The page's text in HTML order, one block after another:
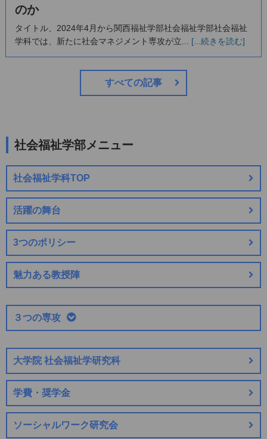
のか
タイトル、2024年4月から関西福祉学部社会福祉学部社会福祉
学科では、新たに社会マネジメント専攻が立... [...続きを読む]
すべての記事
社会福祉学部メニュー
社会福祉学科TOP
活躍の舞台
3つのポリシー
魅力ある教授陣
３つの専攻
大学院 社会福祉学研究科
学費・奨学金
ソーシャルワーク研究会